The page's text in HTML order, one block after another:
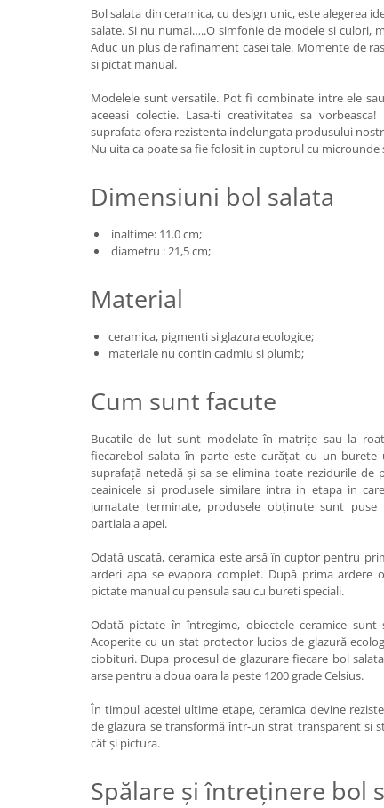
Colectia Wild Hearts
Colectia Blue Spring
Bol salata din ceramica, cu design unic, este alegerea
salate. Si nu numai…..O simfonie de modele si culori,
Aduc un plus de rafinament casei tale. Momente de
si pictat manual.
Modelele sunt versatile. Pot fi combinate intre ele
aceeasi colectie. Lasa-ti creativitatea sa
suprafata ofera rezistenta indelungata produsului
Nu uita ca poate sa fie folosit in cuptorul cu microunde
Dimensiuni bol salata
inaltime: 11.0 cm;
diametru : 21,5 cm;
Material
ceramica, pigmenti si glazura ecologice;
materiale nu contin cadmiu si plumb;
Cum sunt facute
Bucatile de lut sunt modelate în matrițe sau la
fiecarebol salata în parte este curățat cu un burete
suprafață netedă și sa se elimina toate rezidurile de
ceainicele si produsele similare intra in etapa in
jumatate terminate, produsele obținute sunt
partiala a apei.
Odată uscată, ceramica este arsă în cuptor pentru
arderi apa se evapora complet. După prima ardere
pictate manual cu pensula sau cu bureti speciali.
Odată pictate în întregime, obiectele ceramice
Acoperite cu un stat protector lucios de glazură
ciobituri. Dupa procesul de glazurare fiecare bol
arse pentru a doua oara la peste 1200 grade Celsius.
În timpul acestei ultime etape, ceramica devine
de glazura se transformă într-un strat transparent si
cât și pictura.
Spălare și întreținere bol